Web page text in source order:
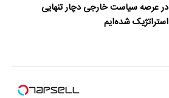
در عرصه سیاست خارجی دچار تنهایی
استراتژیک شده‌ایم